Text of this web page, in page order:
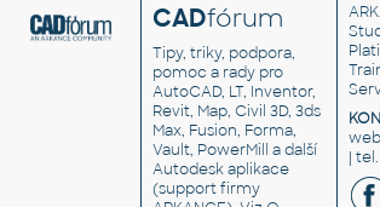
CADfórum
Tipy, triky, podpora,
pomoc a rady pro
AutoCAD, LT, Inventor,
Revit, Map, Civil 3D, 3ds
Max, Fusion, Forma,
Vault, PowerMill a další
Autodesk aplikace
(support firmy
| tel.